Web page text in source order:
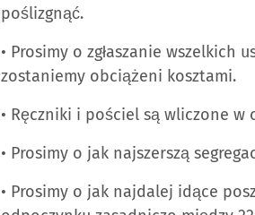
poślizgnąć.
• Prosimy o zgłaszanie wszelkich
zostaniemy obciążeni kosztami.
• Ręczniki i pościel są wliczone w
• Prosimy o jak najszerszą
• Prosimy o jak najdalej idące